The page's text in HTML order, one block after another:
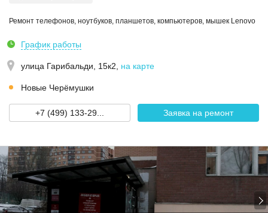
Ремонт телефонов, ноутбуков, планшетов, компьютеров, мышек Lenovo
График работы
улица Гарибальди, 15к2 на карте
Новые Черёмушки
+7 (499) 133-29... Заявка на ремонт